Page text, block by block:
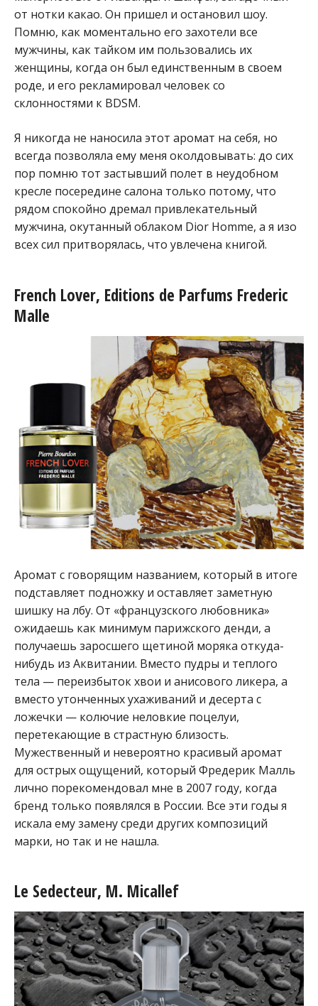
от нотки какао. Он пришел и остановил шоу.
Помню, как моментально его захотели все
мужчины, как тайком им пользовались их
женщины, когда он был единственным в своем
роде, и его рекламировал человек со
склонностями к BDSM.
Я никогда не наносила этот аромат на себя, но
всегда позволяла ему меня околдовывать: до сих
пор помню тот застывший полет в неудобном
кресле посередине салона только потому, что
рядом спокойно дремал привлекательный
мужчина, окутанный облаком Dior Homme, а я изо
всех сил притворялась, что увлечена книгой.
French Lover, Editions de Parfums Frederic
Malle
Аромат с говорящим названием, который в итоге
подставляет подножку и оставляет заметную
шишку на лбу. От «французского любовника»
ожидаешь как минимум парижского денди, а
получаешь заросшего щетиной моряка откуда-
нибудь из Аквитании. Вместо пудры и теплого
тела — переизбыток хвои и анисового ликера, а
вместо утонченных ухаживаний и десерта с
ложечки — колючие неловкие поцелуи,
перетекающие в страстную близость.
Мужественный и невероятно красивый аромат
для острых ощущений, который Фредерик Малль
лично порекомендовал мне в 2007 году, когда
бренд только появлялся в России. Все эти годы я
искала ему замену среди других композиций
марки, но так и не нашла.
Le Sedecteur, M. Micallef